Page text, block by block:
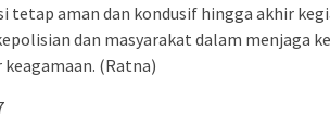
tetap aman dan kondusif hingga akhir
dan masyarakat dalam menjaga
(Ratna)